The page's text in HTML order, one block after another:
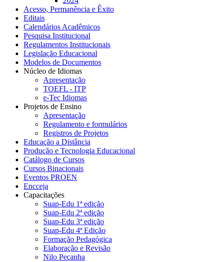
Acesso, Permanência e Êxito
Editais
Calendários Acadêmicos
Pesquisa Institucional
Regulamentos Institucionais
Legislação Educacional
Modelos de Documentos
Núcleo de Idiomas
Apresentação
TOEFL - ITP
e-Tec Idiomas
Projetos de Ensino
Apresentação
Regulamento e formulários
Registros de Projetos
Educação a Distância
Produção e Tecnologia Educacional
Catálogo de Cursos
Cursos Binacionais
Eventos PROEN
Encceja
Capacitações
Suap-Edu 1ª edição
Suap-Edu 2ª edição
Suap-Edu 3ª edição
Suap-Edu 4ª Edição
Formação Pedagógica
Elaboração e Revisão
Nilo Peçanha